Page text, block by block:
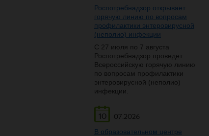
Роспотребнадзор открывает
горячую линию по вопросам
профилактики энтеровирусной
(неполио) инфекции
С 27 июля по 7 августа
Роспотребнадзор проведет
Всероссийскую горячую линию
по вопросам профилактики
энтеровирусной (неполио)
инфекции.
10
07.2026
В образовательном центре